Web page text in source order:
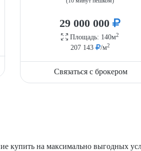
29 000 000
Площадь: 140м2
207 143 /м2
Связаться с брокером
купить на максимально выгодных